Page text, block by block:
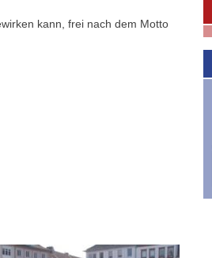
kann, frei nach dem Motto